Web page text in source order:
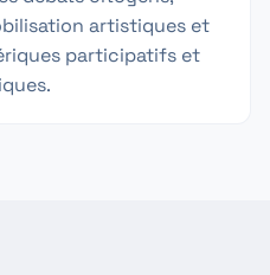
artistiques et
participatifs et